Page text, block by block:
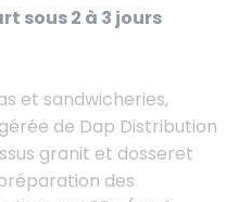
sous 2 à 3 jours
et sandwicheries,
de Dap Distribution
granit et dosseret
des